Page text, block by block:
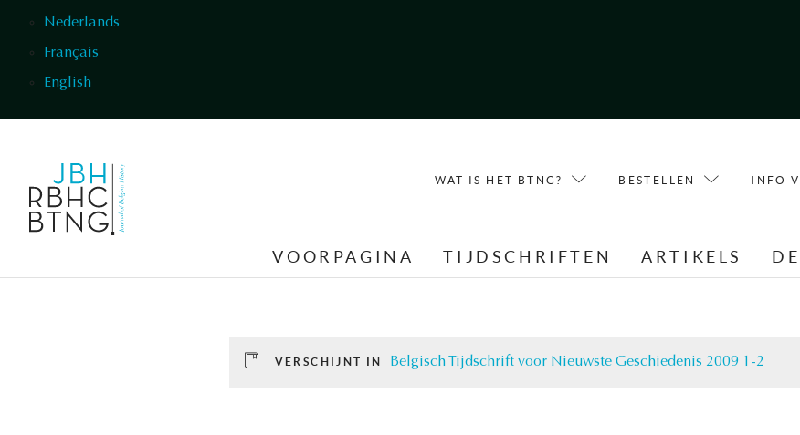
Nederlands
Français
English
WAT IS HET BTNG? BESTELLEN INFO
VOORPAGINA TIJDSCHRIFTEN ARTIKELS
VERSCHIJNT IN Belgisch Tijdschrift voor Nieuwste Geschiedenis 2009 1-2